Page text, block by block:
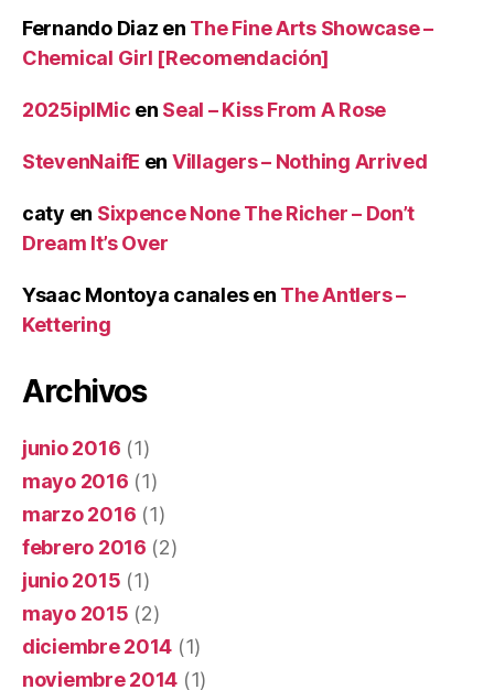
Fernando Diaz en The Fine Arts Showcase –
Chemical Girl [Recomendación]
2025iplMic en Seal – Kiss From A Rose
StevenNaifE en Villagers – Nothing Arrived
caty en Sixpence None The Richer – Don’t
Dream It’s Over
Ysaac Montoya canalesen The Antlers –
Kettering
Archivos
junio 2016 (1)
mayo 2016 (1)
marzo 2016 (1)
febrero 2016 (2)
junio 2015 (1)
mayo 2015 (2)
diciembre 2014 (1)
noviembre 2014 (1)